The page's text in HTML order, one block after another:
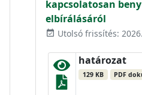
kapcsolatosan
elbírálásáról
event_available Utolsó frissítés:
határozat
129 KB PDF